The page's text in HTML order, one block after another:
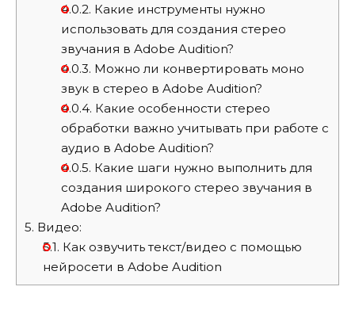
4.0.2. Какие инструменты нужно
использовать для создания стерео
звучания в Adobe Audition?
4.0.3. Можно ли конвертировать моно
звук в стерео в Adobe Audition?
4.0.4. Какие особенности стерео
обработки важно учитывать при работе с
аудио в Adobe Audition?
4.0.5. Какие шаги нужно выполнить для
создания широкого стерео звучания в
Adobe Audition?
5. Видео:
5.1. Как озвучить текст/видео с помощью
нейросети в Adobe Audition